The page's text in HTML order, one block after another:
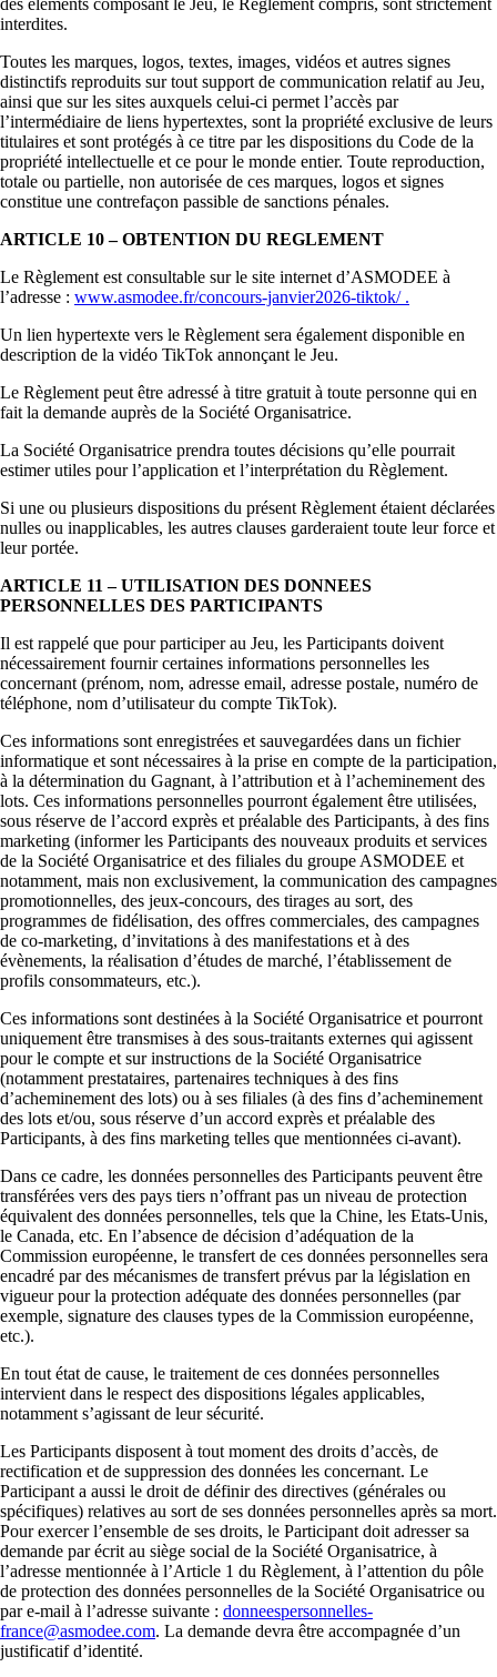
interdites.
Toutes les marques, logos, textes, images, vidéos et autres signes
distinctifs reproduits sur tout support de communication relatif au Jeu,
ainsi que sur les sites auxquels celui-ci permet l’accès par
l’intermédiaire de liens hypertextes, sont la propriété exclusive de leurs
titulaires et sont protégés à ce titre par les dispositions du Code de la
propriété intellectuelle et ce pour le monde entier. Toute reproduction,
totale ou partielle, non autorisée de ces marques, logos et signes
constitue une contrefaçon passible de sanctions pénales.
ARTICLE 10 – OBTENTION DU REGLEMENT
Le Règlement est consultable sur le site internet d’ASMODEE à
l’adresse : www.asmodee.fr/concours-janvier2026-tiktok/.
Un lien hypertexte vers le Règlement sera également disponible en
description de la vidéo TikTok annonçant le Jeu.
Le Règlement peut être adressé à titre gratuit à toute personne qui en
fait la demande auprès de la Société Organisatrice.
La Société Organisatrice prendra toutes décisions qu’elle pourrait
estimer utiles pour l’application et l’interprétation du Règlement.
Si une ou plusieurs dispositions du présent Règlement étaient déclarées
nulles ou inapplicables, les autres clauses garderaient toute leur force et
leur portée.
ARTICLE 11 – UTILISATION DES DONNEES
PERSONNELLES DES PARTICIPANTS
Il est rappelé que pour participer au Jeu, les Participants doivent
nécessairement fournir certaines informations personnelles les
concernant (prénom, nom, adresse email, adresse postale, numéro de
téléphone, nom d’utilisateur du compte TikTok).
Ces informations sont enregistrées et sauvegardées dans un fichier
informatique et sont nécessaires à la prise en compte de la participation,
à la détermination du Gagnant, à l’attribution et à l’acheminement des
lots. Ces informations personnelles pourront également être utilisées,
sous réserve de l’accord exprès et préalable des Participants, à des fins
marketing (informer les Participants des nouveaux produits et services
de la Société Organisatrice et des filiales du groupe ASMODEE et
notamment, mais non exclusivement, la communication des campagnes
promotionnelles, des jeux-concours, des tirages au sort, des
programmes de fidélisation, des offres commerciales, des campagnes
de co-marketing, d’invitations à des manifestations et à des
évènements, la réalisation d’études de marché, l’établissement de
profils consommateurs, etc.).
Ces informations sont destinées à la Société Organisatrice et pourront
uniquement être transmises à des sous-traitants externes qui agissent
pour le compte et sur instructions de la Société Organisatrice
(notamment prestataires, partenaires techniques à des fins
d’acheminement des lots) ou à ses filiales (à des fins d’acheminement
des lots et/ou, sous réserve d’un accord exprès et préalable des
Participants, à des fins marketing telles que mentionnées ci-avant).
Dans ce cadre, les données personnelles des Participants peuvent être
transférées vers des pays tiers n’offrant pas un niveau de protection
équivalent des données personnelles, tels que la Chine, les Etats-Unis,
le Canada, etc. En l’absence de décision d’adéquation de la
Commission européenne, le transfert de ces données personnelles sera
encadré par des mécanismes de transfert prévus par la législation en
vigueur pour la protection adéquate des données personnelles (par
exemple, signature des clauses types de la Commission européenne,
etc.).
En tout état de cause, le traitement de ces données personnelles
intervient dans le respect des dispositions légales applicables,
notamment s’agissant de leur sécurité.
Les Participants disposent à tout moment des droits d’accès, de
rectification et de suppression des données les concernant. Le
Participant a aussi le droit de définir des directives (générales ou
spécifiques) relatives au sort de ses données personnelles après sa mort.
Pour exercer l’ensemble de ses droits, le Participant doit adresser sa
demande par écrit au siège social de la Société Organisatrice, à
l’adresse mentionnée à l’Article 1 du Règlement, à l’attention du pôle
de protection des données personnelles de la Société Organisatrice ou
par e-mail à l’adresse suivante : donneespersonnelles-
france@asmodee.com. La demande devra être accompagnée d’un
justificatif d’identité.